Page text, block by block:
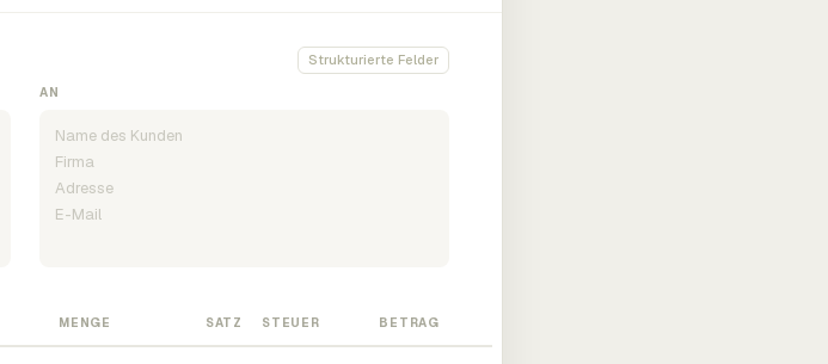
Strukturierte Felder
AN
MENGE SATZ STEUER BETRAG